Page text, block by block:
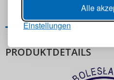
Alle
Einstellungen
PRODUKTDETAILS
Passwort